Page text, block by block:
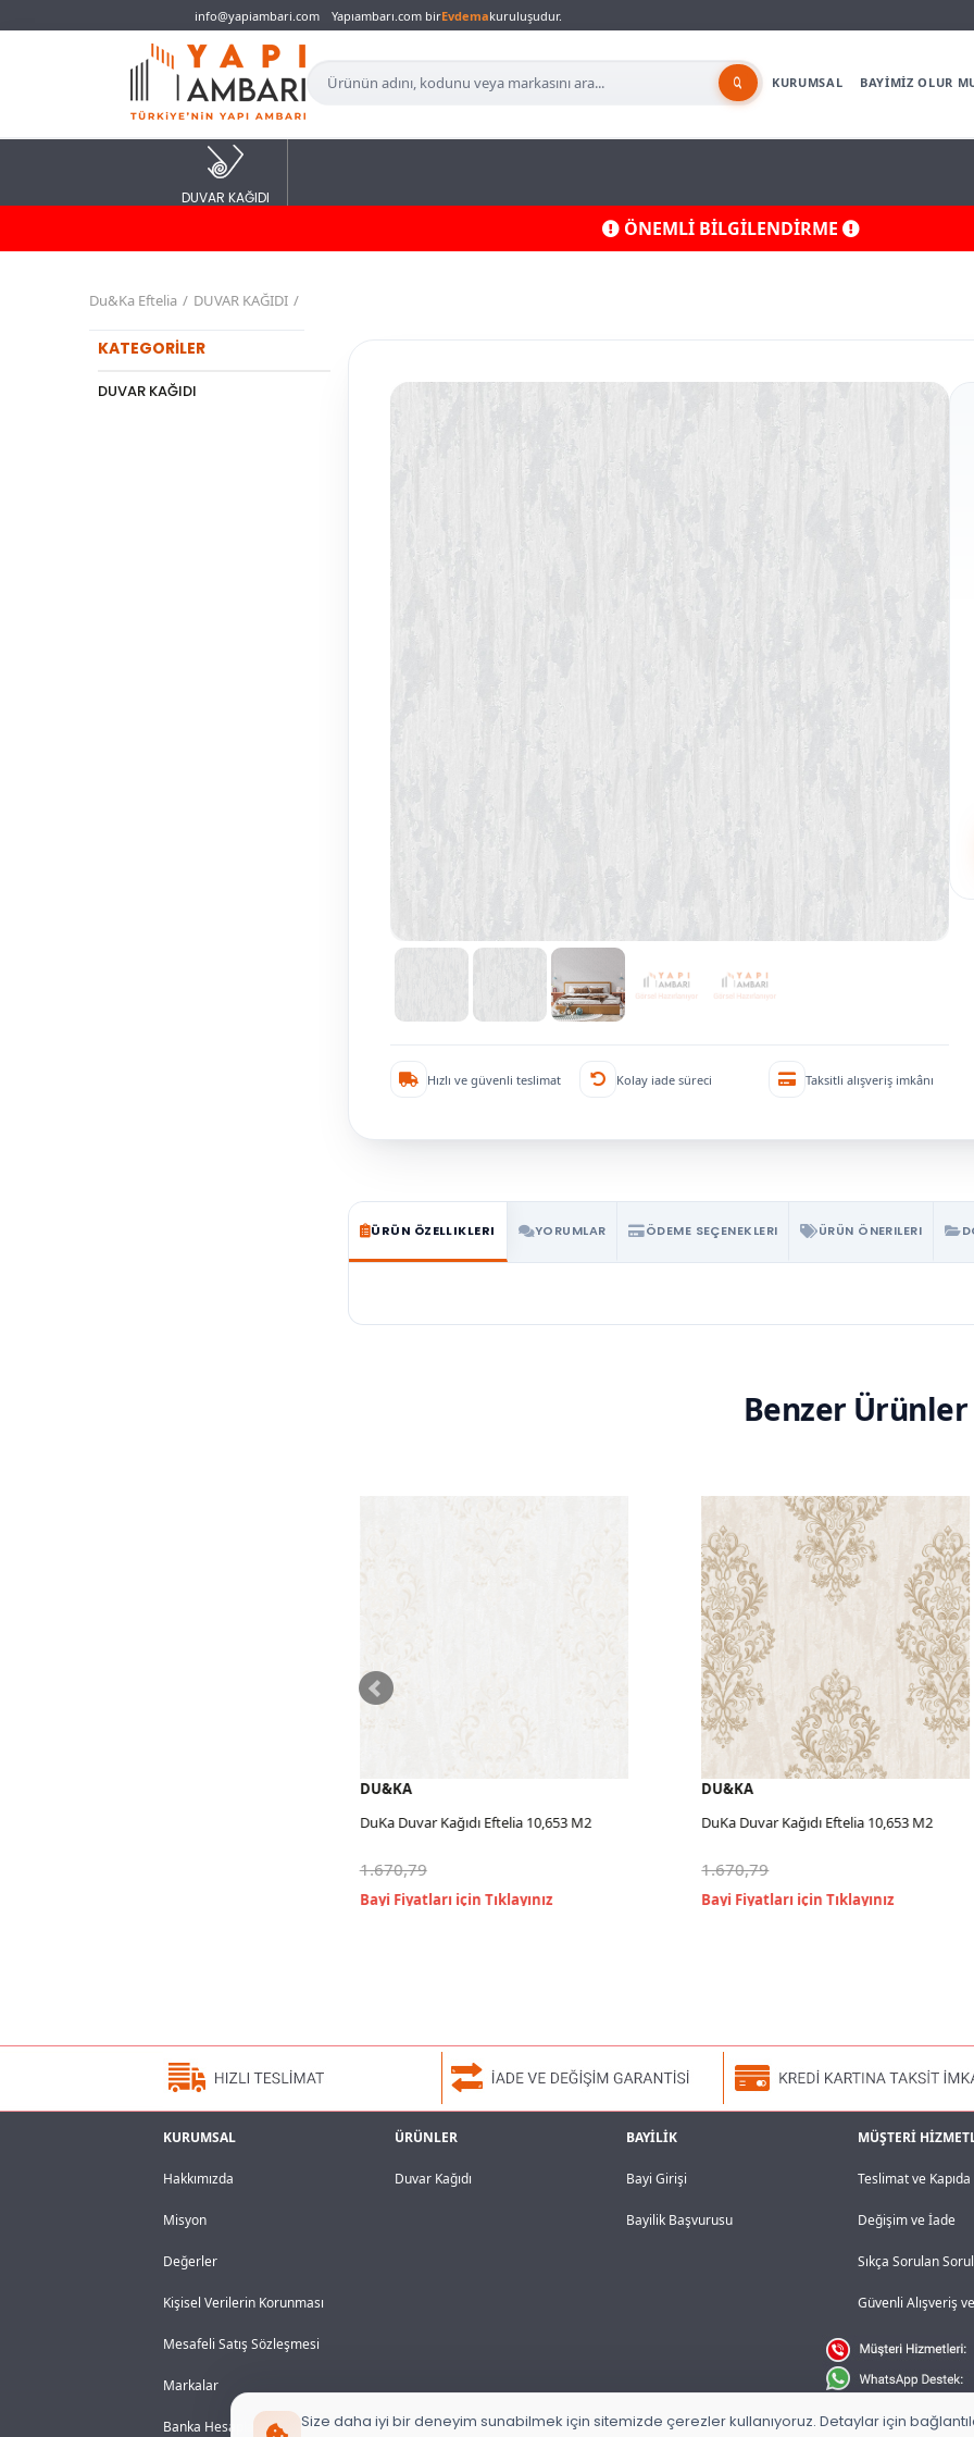
info@yapiambari.com Yapıambarı.com birEvdemakuruluşudur.
KURUMSAL BAYİMİZ OLUR
DUVAR KAĞIDI
ÖNEMLİ BİLGİLENDİRME
Du&Ka Eftelia DUVAR KAĞIDI
KATEGORİLER
DUVAR KAĞIDI
Hızlı ve güvenli teslimat Kolay iade süreci Taksitli alışveriş imkânı
ÜRÜN ÖZELLIKLERI YORUMLAR ÖDEME SEÇENEKLERI ÜRÜN ÖNERILERI
Benzer Ürünler
DU&KA
DuKa Duvar Kağıdı Eftelia 10,653 M2
1.670,79
DU&KA
DuKa Duvar Kağıdı Eftelia 10,653 M2
1.670,79
KURUMSAL
Hakkımızda
Misyon
Değerler
Kişisel Verilerin Korunması
Mesafeli Satış Sözleşmesi
Markalar
Banka Hesaplarımız
ÜRÜNLER
Duvar Kağıdı
BAYİLİK
Bayi Girişi
Bayilik Başvurusu
MÜŞTERİ
Teslimat ve
Değişim ve İade
Sıkça Sorulan
Güvenli Alışveriş
Size daha iyi bir deneyim sunabilmek için sitemizde çerezler kullanıyoruz. Detaylar için